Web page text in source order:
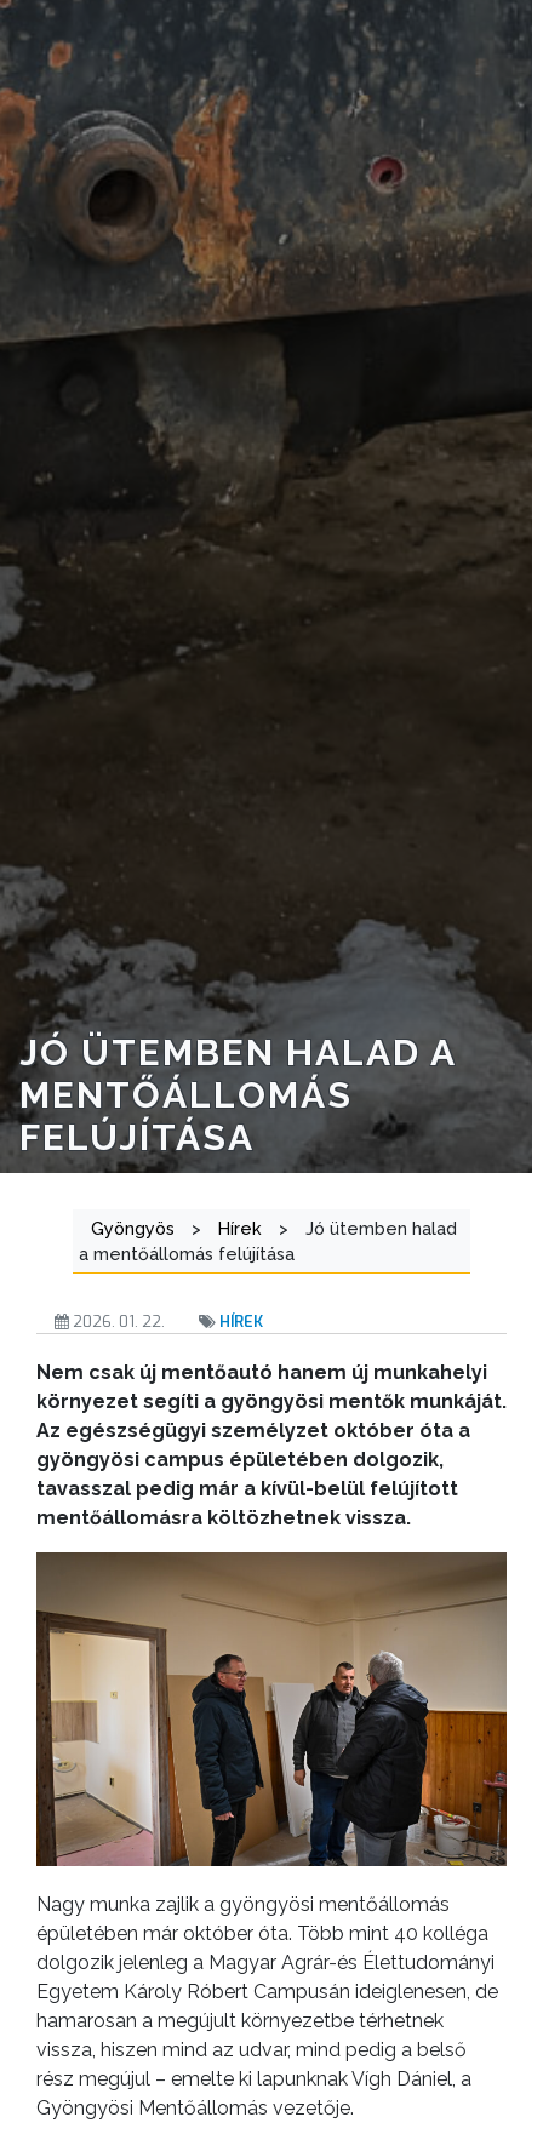
AZ
ÖNKORMÁNYZAT
A
KÉPVISELŐ-
TESTÜLET
VÁROSRENDÉSZET
TÁJÉKOZTATÓK
ÁTLÁTHATÓSÁG
ÖNKORMÁNYZATI
CÉGEK
ÉS
INTÉZMÉNYEK
NYOMTATVÁNYOK
ÜGYINTÉZÉS
ANYAGOK
KISTÉRSÉG
GEOTERM-
GYÖNGYÖS
JÓ ÜTEMBEN HALAD A
MENTŐÁLLOMÁS
FELÚJÍTÁSA
Gyöngyös > Hírek >
Jó ütemben halad
a mentőállomás felújítása
2026. 01. 22. HÍREK
Nem csak új mentőautó hanem új munkahelyi
környezet segíti a gyöngyösi mentők munkáját.
Az egészségügyi személyzet október óta a
gyöngyösi campus épületében dolgozik,
tavasszal pedig már a kívül-belül felújított
mentőállomásra költözhetnek vissza.
Nagy munka zajlik a gyöngyösi mentőállomás
épületében már október óta. Több mint 40 kolléga
dolgozik jelenleg a Magyar Agrár-és Élettudományi
Egyetem Károly Róbert Campusán ideiglenesen, de
hamarosan a megújult környezetbe térhetnek
vissza, hiszen mind az udvar, mind pedig a belső
rész megújul – emelte ki lapunknak Vígh Dániel, a
Gyöngyösi Mentőállomás vezetője.